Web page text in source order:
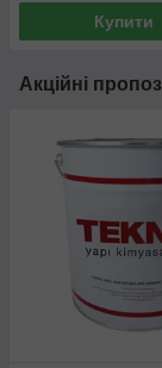
Купити
Акційні